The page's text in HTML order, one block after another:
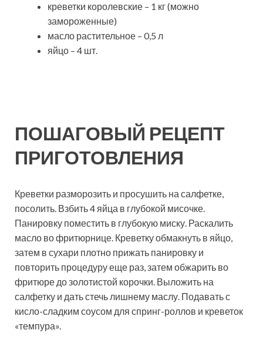
креветки королевские – 1 кг (можно
замороженные)
масло растительное – 0,5 л
яйцо – 4 шт.
ПОШАГОВЫЙ РЕЦЕПТ
ПРИГОТОВЛЕНИЯ
Креветки разморозить и просушить на салфетке,
посолить. Взбить 4 яйца в глубокой мисочке.
Панировку поместить в глубокую миску. Раскалить
масло во фритюрнице. Креветку обмакнуть в яйцо,
затем в сухари плотно прижать панировку и
повторить процедуру еще раз, затем обжарить во
фритюре до золотистой корочки. Выложить на
салфетку и дать стечь лишнему маслу. Подавать с
кисло-сладким соусом для спринг-роллов и креветок
«темпура».